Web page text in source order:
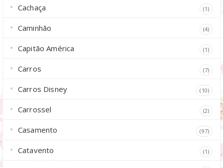
Cachaça (1)
Caminhão (4)
Capitão América (1)
Carros (7)
Carros Disney (10)
Carrossel (2)
Casamento (97)
Catavento (1)